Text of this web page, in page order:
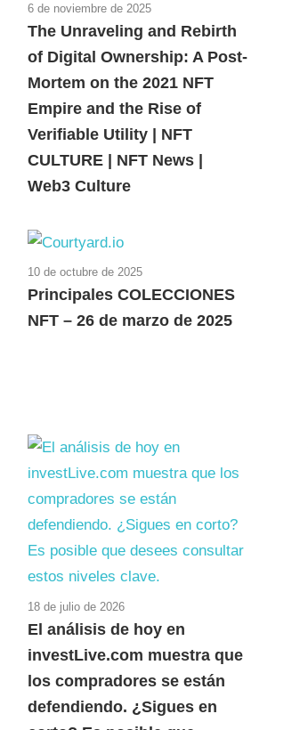
6 de noviembre de 2025
The Unraveling and Rebirth
of Digital Ownership: A Post-
Mortem on the 2021 NFT
Empire and the Rise of
Verifiable Utility | NFT
CULTURE | NFT News |
Web3 Culture
10 de octubre de 2025
Principales COLECCIONES
NFT – 26 de marzo de 2025
18 de julio de 2026
El análisis de hoy en
investLive.com muestra que
los compradores se están
defendiendo. ¿Sigues en